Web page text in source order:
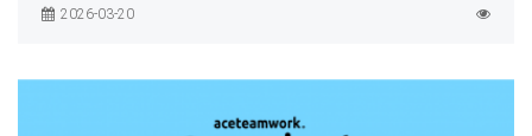
2026-03-20